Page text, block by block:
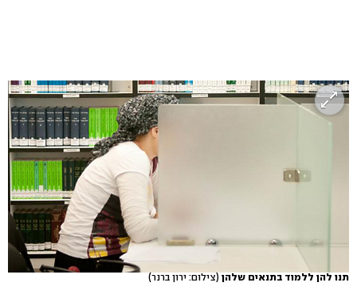
תנו להן ללמוד בתנאים שלהן (צילום: ירון ברנר)